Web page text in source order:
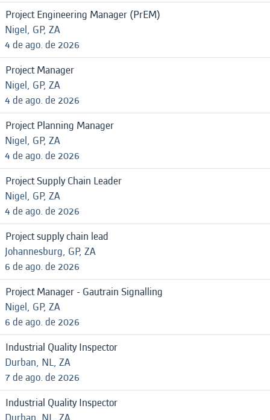
Project Engineering Manager (PrEM)
Nigel, GP, ZA
4 de ago. de 2026
Project Manager
Nigel, GP, ZA
4 de ago. de 2026
Project Planning Manager
Nigel, GP, ZA
4 de ago. de 2026
Project Supply Chain Leader
Nigel, GP, ZA
4 de ago. de 2026
Project supply chain lead
Johannesburg, GP, ZA
6 de ago. de 2026
Project Manager - Gautrain Signalling
Nigel, GP, ZA
6 de ago. de 2026
Industrial Quality Inspector
Durban, NL, ZA
7 de ago. de 2026
Industrial Quality Inspector